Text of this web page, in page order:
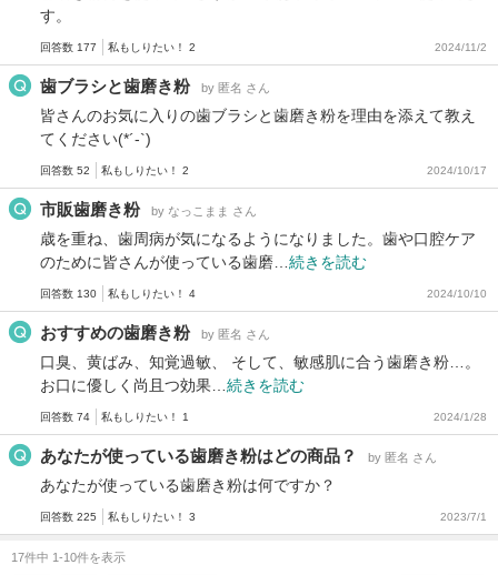
す。
回答数 177 私もしりたい！ 2 2024/11/2
歯ブラシと歯磨き粉 by 匿名 さん
皆さんのお気に入りの歯ブラシと歯磨き粉を理由を添えて教え
てください(*´-`)
回答数 52 私もしりたい！ 2 2024/10/17
市販歯磨き粉 by なっこまま さん
歳を重ね、歯周病が気になるようになりました。歯や口腔ケア
のために皆さんが使っている歯磨… 続きを読む
回答数 130 私もしりたい！ 4 2024/10/10
おすすめの歯磨き粉 by 匿名 さん
口臭、黄ばみ、知覚過敏、 そして、敏感肌に合う歯磨き粉…。
お口に優しく尚且つ効果… 続きを読む
回答数 74 私もしりたい！ 1 2024/1/28
あなたが使っている歯磨き粉はどの商品？ by 匿名 さん
あなたが使っている歯磨き粉は何ですか？
回答数 225 私もしりたい！ 3 2023/7/1
17件中 1-10件を表示